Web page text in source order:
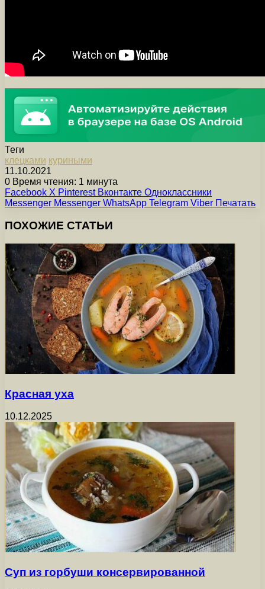
Теги
клецками куриными
11.10.2021
0 Время чтения: 1 минута
Facebook X Pinterest Вконтакте Одноклассники
Messenger Messenger WhatsApp Telegram Viber Печатать
ПОХОЖИЕ СТАТЬИ
Красная уха
10.12.2025
Суп из горбуши консервированной